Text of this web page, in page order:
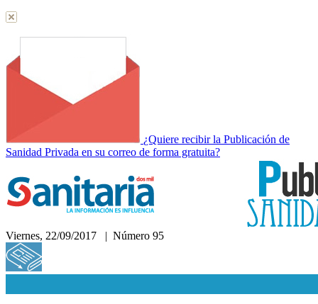
¿Quiere recibir la Publicación de
Sanidad Privada en su correo de forma gratuita?
Viernes, 22/09/2017 | Número 95